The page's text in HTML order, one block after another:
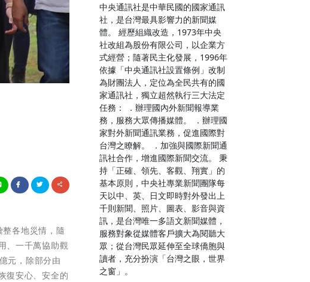
各地災情，隨
、一千萬協助觀
元，除部分由
復安心、安全的
中央通訊社是中華民國的國家通訊
社，是台灣最具影響力的新聞媒
體。 經歷組織改造，1973年中央
社改組為股份有限公司，以企業方
式經營；隨著民主化發展，1996年
依據「中央通訊社設置條例」改制
為財團法人，定位為全民共有的國
家通訊社，獨立超然執行三大法定
任務： ．辦理國內外新聞報導業
務，服務大眾傳播媒體。 ．辦理國
家對外新聞通訊業務，促進國際對
台灣之瞭解。 ．加強與國際新聞通
訊社合作，增進國際新聞交流。 秉
持「正確、領先、客觀、翔實」的
基本原則，中央社專業新聞團隊每
天以中、英、日文即時對外發出上
千則新聞、照片、圖表、影音與資
訊，是台灣唯一多語文新聞媒體，
服務對象從媒體客戶擴大為閱聽大
眾；從台灣民眾延伸至全球僑胞與
讀者，充分扮演「台灣之眼，世界
之窗」。